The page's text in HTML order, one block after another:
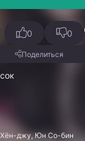
0 0
Поделиться
джу, Юн Со-бин